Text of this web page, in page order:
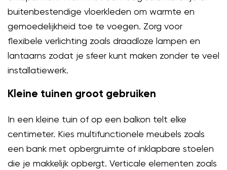
buitenbestendige vloerkleden om warmte en
gemoedelijkheid toe te voegen. Zorg voor
flexibele verlichting zoals draadloze lampen en
lantaarns zodat je sfeer kunt maken zonder te veel
installatiewerk.
Kleine tuinen groot gebruiken
In een kleine tuin of op een balkon telt elke
centimeter. Kies multifunctionele meubels zoals
een bank met opbergruimte of inklapbare stoelen
die je makkelijk opbergt. Verticale elementen zoals